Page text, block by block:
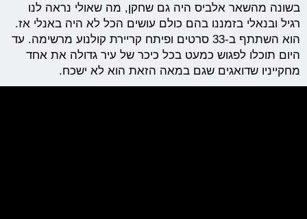
בשונה מהשאר אלביס היה גם שחקן, מה שאולי נראה לנו
רגיל ובנאלי בזמננו בהם כולם עושים הכל לא היה באנלי אז.
הוא השתתף ב-33 סרטים ופיתח קריירת קולנוע מרשימה. עד
היום תוכלו לפגוש כמעט בכל כיכר של עיר גדולה את אחד
מחקייניו שדואגים שגם במאה הזאת הוא לא ישכח.